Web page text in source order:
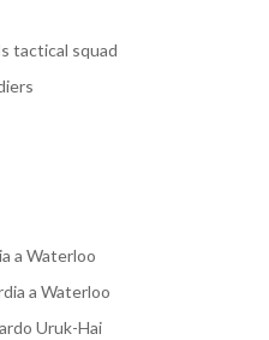
tactical squad
a Waterloo
a Waterloo
Uruk-Hai